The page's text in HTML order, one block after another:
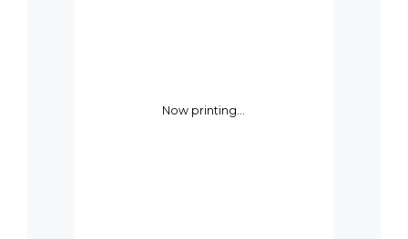
Now printing...